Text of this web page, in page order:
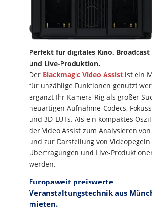
Perfekt für digitales Kino,
und Live-Produktion.
Der Blackmagic Video Assistist ein
für unzählige Funktionen genutzt
ergänzt Ihr Kamera-Rig als großer
neuartigen Aufnahme-Codecs,
und 3D-LUTs. Als ein kompaktes
der Video Assist zum Analysieren
und zur Darstellung von Videopegeln
Übertragungen und Live-
werden.
Europaweit preiswerte
Veranstaltungstechnik aus
mieten.